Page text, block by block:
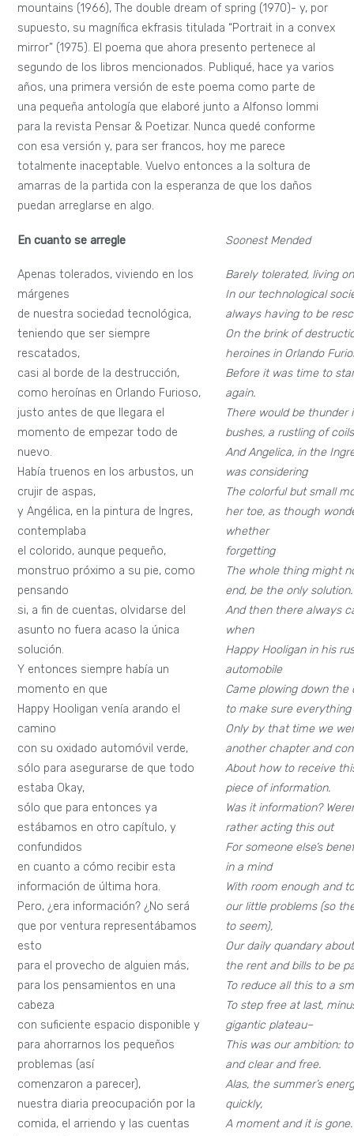
mountains (1966), The double dream of spring (1970)- y, por
supuesto, su magnífica ekfrasis titulada “Portrait in a convex
mirror” (1975). El poema que ahora presento pertenece al
segundo de los libros mencionados. Publiqué, hace ya varios
años, una primera versión de este poema como parte de
una pequeña antología que elaboré junto a Alfonso Iommi
para la revista Pensar & Poetizar. Nunca quedé conforme
con esa versión y, para ser francos, hoy me parece
totalmente inaceptable. Vuelvo entonces a la soltura de
amarras de la partida con la esperanza de que los daños
puedan arreglarse en algo.
En cuanto se arregle
Apenas tolerados, viviendo en los
márgenes
de nuestra sociedad tecnológica,
teniendo que ser siempre
rescatados,
casi al borde de la destrucción,
como heroínas en Orlando Furioso,
justo antes de que llegara el
momento de empezar todo de
nuevo.
Había truenos en los arbustos, un
crujir de aspas,
y Angélica, en la pintura de Ingres,
contemplaba
el colorido, aunque pequeño,
monstruo próximo a su pie, como
pensando
si, a fin de cuentas, olvidarse del
asunto no fuera acaso la única
solución.
Y entonces siempre había un
momento en que
Happy Hooligan venía arando el
camino
con su oxidado automóvil verde,
sólo para asegurarse de que todo
estaba Okay,
sólo que para entonces ya
estábamos en otro capítulo, y
confundidos
en cuanto a cómo recibir esta
información de última hora.
Pero, ¿era información? ¿No será
que por ventura representábamos
esto
para el provecho de alguien más,
para los pensamientos en una
cabeza
con suficiente espacio disponible y
para ahorrarnos los pequeños
problemas (así
comenzaron a parecer),
nuestra diaria preocupación por la
comida, el arriendo y las cuentas
Soonest Mended
Barely tolerated, living
In our technological
always having to be
On the brink of
heroines in Orlando
Before it was time to
again.
There would be thunder
bushes, a rustling of
And Angelica, in the
was considering
The colorful but small
her toe, as though
whether
forgetting
The whole thing might
end, be the only solution.
And then there always
when
Happy Hooligan in his
automobile
Came plowing down the
to make sure everything
Only by that time we
another chapter and
About how to receive
piece of information.
Was it information?
rather acting this out
For someone else’s
in a mind
With room enough and
our little problems (so
to seem),
Our daily quandary
the rent and bills to be
To reduce all this to a
To step free at last,
gigantic plateau–
This was our ambition:
and clear and free.
Alas, the summer’s
quickly,
A moment and it is